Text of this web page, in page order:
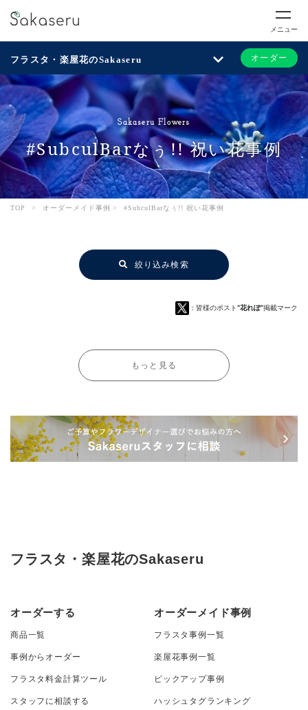
メニュー
フラスタ・楽屋花のSakaseru オーダー
Sakaseru Flowers
#SubculBarなぅ!! 祝い花事例
TOP > オーダーメイド事例 > #SubculBarなぅ!! 祝い花事例
絞り込み検索
：皆様のポスト“花れぽ”掲載マーク
もっと見る
フラスタ・楽屋花のSakaseru
オーダーする
商品一覧
事例からオーダー
フラスタ料金計算ツール
スタッフに相談する
オーダーメイド事例
フラスタ事例一覧
楽屋花事例一覧
ピックアップ事例
ハッシュタグランキング